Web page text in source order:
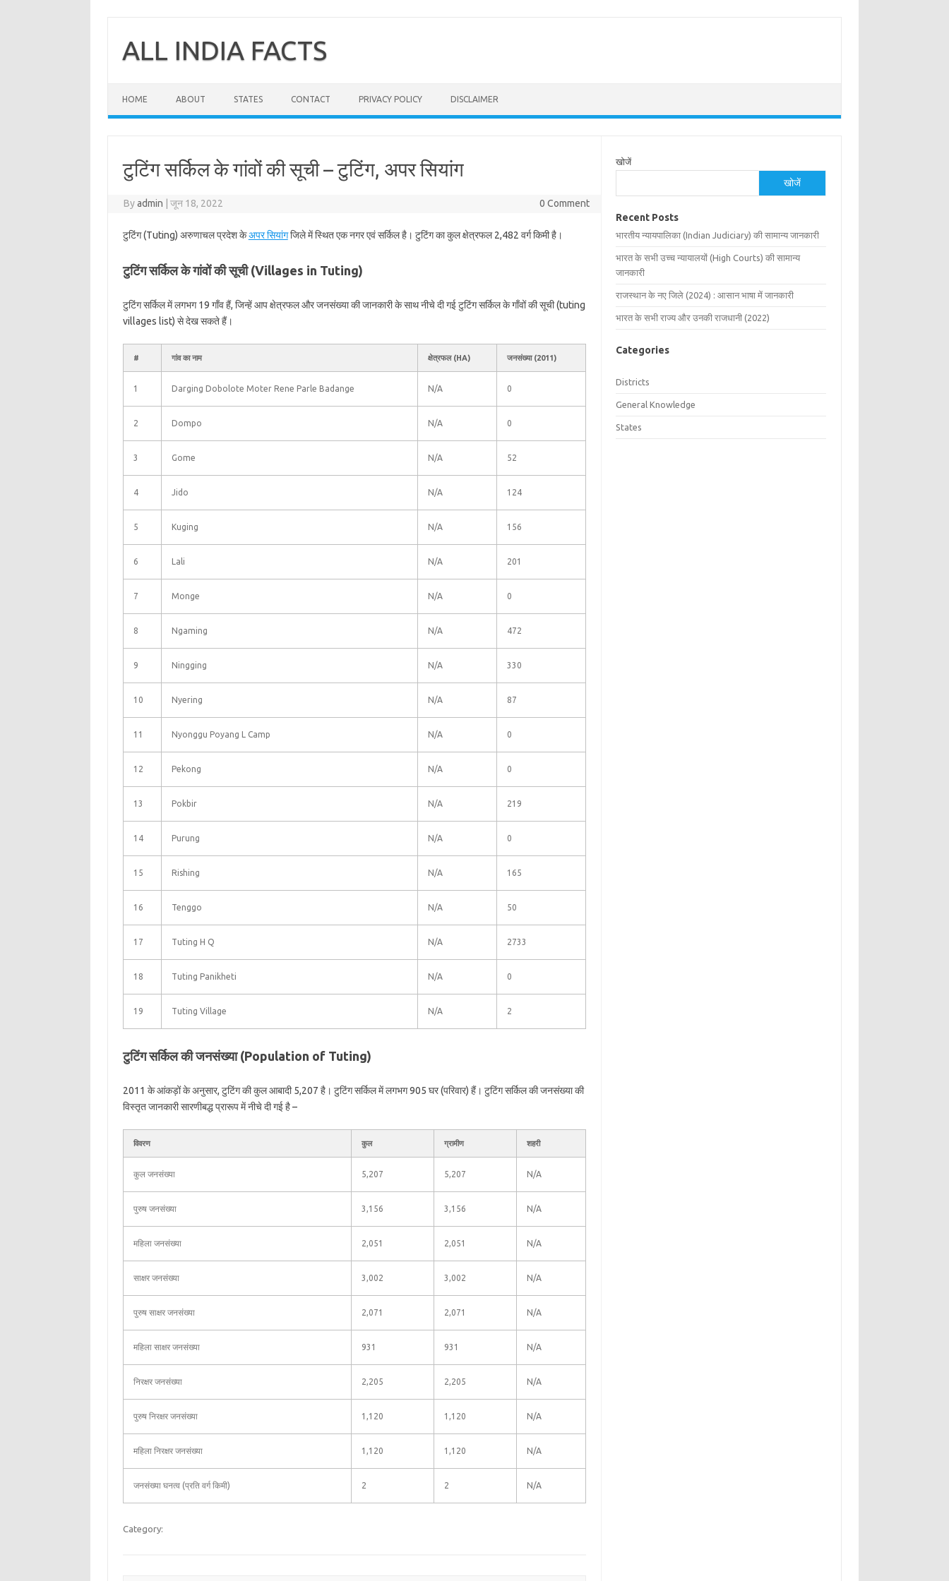
contentALL INDIA FACTS
HOME ABOUT STATES CONTACT PRIVACY POLICY DISCLAIMER
टुटिंग सर्किल के गांवों की सूची – टुटिंग, अपर सियांग
Byadmin जून 18, 2022 0 Comment
टुटिंग (Tuting) अरुणाचल प्रदेश केअपर सियांगजिले में स्थित एक नगर एवं सर्किल है। टुटिंग का कुल क्षेत्रफल 2,482 वर्ग किमी है।
टुटिंग सर्किल के गांवों की सूची (Villages in Tuting)
टुटिंग सर्किल में लगभग 19 गाँव हैं, जिन्हें आप क्षेत्रफल और जनसंख्या की जानकारी के साथ नीचे दी गई टुटिंग सर्किल के गाँवों की सूची (tuting
villages list) से देख सकते हैं।
# गांव का नाम क्षेत्रफल (HA) जनसंख्या (2011)
1 Darging Dobolote Moter Rene Parle Badange N/A 0
2 Dompo N/A 0
3 Gome N/A 52
4 Jido N/A 124
5 Kuging N/A 156
6 Lali N/A 201
7 Monge N/A 0
8 Ngaming N/A 472
9 Ningging N/A 330
10 Nyering N/A 87
11 Nyonggu Poyang L Camp N/A 0
12 Pekong N/A 0
13 Pokbir N/A 219
14 Purung N/A 0
15 Rishing N/A 165
16 Tenggo N/A 50
17 Tuting H Q N/A 2733
18 Tuting Panikheti N/A 0
19 Tuting Village N/A 2
टुटिंग सर्किल की जनसंख्या (Population of Tuting)
2011 के आंकड़ों के अनुसार, टुटिंग की कुल आबादी 5,207 है। टुटिंग सर्किल में लगभग 905 घर (परिवार) हैं। टुटिंग सर्किल की जनसंख्या की
विस्तृत जानकारी सारणीबद्ध प्रारूप में नीचे दी गई है –
विवरण कुल ग्रामीण शहरी
कुल जनसंख्या 5,207 5,207 N/A
पुरुष जनसंख्या 3,156 3,156 N/A
महिला जनसंख्या 2,051 2,051 N/A
साक्षर जनसंख्या 3,002 3,002 N/A
पुरुष साक्षर जनसंख्या 2,071 2,071 N/A
महिला साक्षर जनसंख्या 931 931 N/A
निरक्षर जनसंख्या 2,205 2,205 N/A
पुरुष निरक्षर जनसंख्या 1,120 1,120 N/A
महिला निरक्षर जनसंख्या 1,120 1,120 N/A
जनसंख्या घनत्व (प्रति वर्ग किमी) 2 2 N/A
Category:
खोजें
खोजें
Recent Posts
भारतीय न्यायपालिका (Indian Judiciary) की सामान्य जानकारी
भारत के सभी उच्च न्यायालयों (High Courts) की सामान्य
जानकारी
राजस्थान के नए जिले (2024) : आसान भाषा में जानकारी
भारत के सभी राज्य और उनकी राजधानी (2022)
Categories
Districts
General Knowledge
States